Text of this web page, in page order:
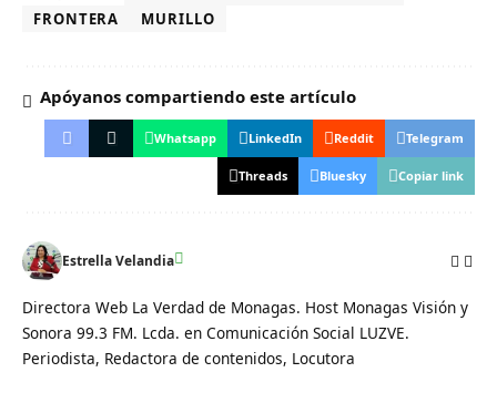
FRONTERA
MURILLO
Apóyanos compartiendo este artículo
Whatsapp LinkedIn Reddit Telegram
Threads Bluesky Copiar link
Estrella Velandia
Directora Web La Verdad de Monagas. Host Monagas Visión y
Sonora 99.3 FM. Lcda. en Comunicación Social LUZVE.
Periodista, Redactora de contenidos, Locutora